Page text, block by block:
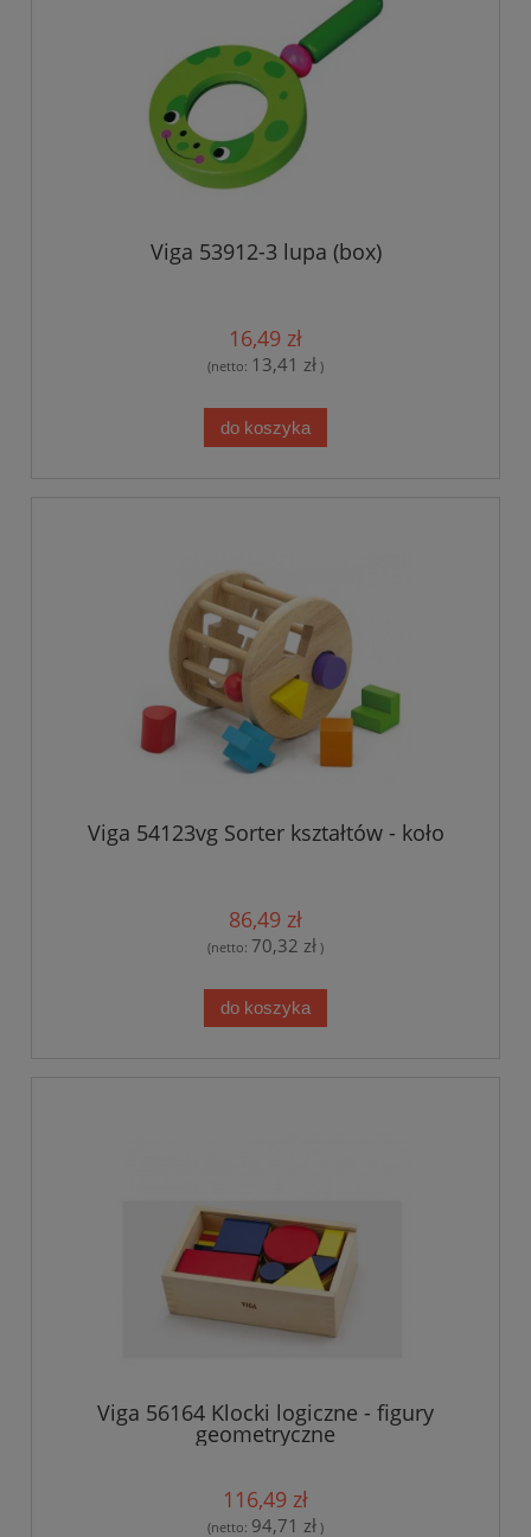
Viga 53912-3 lupa (box)
16,49 zł
(netto: 13,41 zł )
do koszyka
Viga 54123vg Sorter kształtów - koło
86,49 zł
(netto: 70,32 zł )
do koszyka
Viga 56164 Klocki logiczne - figury
geometryczne
116,49 zł
(netto: 94,71 zł )